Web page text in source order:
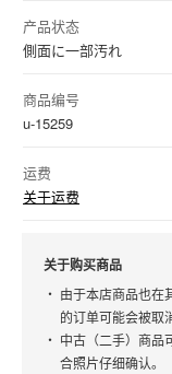
产品状态
側面に一部汚れ
商品编号
u-15259
运费
关于运费
关于购买商品
由于本店商品也在
的订单可能会被取
中古（二手）商品
合照片仔细确认。